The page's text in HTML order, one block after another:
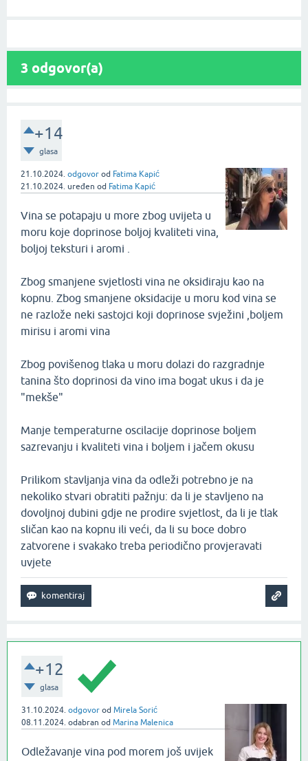
3 odgovor(a)
+14
glasa
21.10.2024. odgovor od Fatima Kapić
21.10.2024. uređen od Fatima Kapić
Vina se potapaju u more zbog uvijeta u
moru koje doprinose boljoj kvaliteti vina,
boljoj teksturi i aromi .
Zbog smanjene svjetlosti vina ne oksidiraju kao na
kopnu. Zbog smanjene oksidacije u moru kod vina se
ne razlože neki sastojci koji doprinose svježini ,boljem
mirisu i aromi vina
Zbog povišenog tlaka u moru dolazi do razgradnje
tanina što doprinosi da vino ima bogat ukus i da je
"mekše"
Manje temperaturne oscilacije doprinose boljem
sazrevanju i kvaliteti vina i boljem i jačem okusu
Prilikom stavljanja vina da odleži potrebno je na
nekoliko stvari obratiti pažnju: da li je stavljeno na
dovoljnoj dubini gdje ne prodire svjetlost, da li je tlak
sličan kao na kopnu ili veći, da li su boce dobro
zatvorene i svakako treba periodično provjeravati
uvjete
+12
glasa
31.10.2024. odgovor od Mirela Sorić
08.11.2024. odabran od Marina Malenica
Odležavanje vina pod morem još uvijek